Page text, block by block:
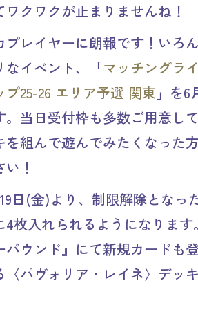
ワクワクが止まりませんね！
プレイヤーに朗報です！いろ
なイベント、「マッチングラ
プ25-26 エリア予選 関東 」を
。当日受付枠も多数ご用意し
を組んで遊んでみたくなった
！
日(金)より、制限解除となっ
4枚入れられるようになりま
バウンド』にて新規カードも
〈パヴォリア・レイネ〉デッ